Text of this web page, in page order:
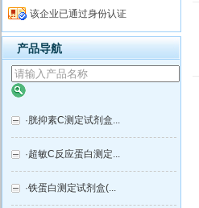
该企业已通过身份认证
产品导航
·胱抑素C测定试剂盒...
·超敏C反应蛋白测定...
·铁蛋白测定试剂盒(...